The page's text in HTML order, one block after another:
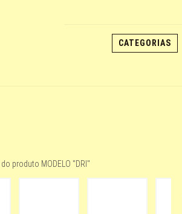
CATEGORIAS